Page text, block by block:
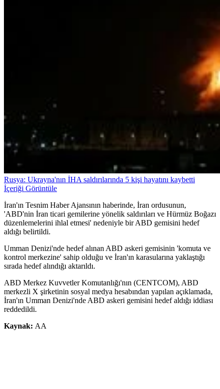
Rusya: Ukrayna'nın İHA saldırılarında 5 kişi hayatını kaybetti
İçeriği Görüntüle
İran'ın Tesnim Haber Ajansının haberinde, İran ordusunun,
'ABD'nin İran ticari gemilerine yönelik saldırıları ve Hürmüz Boğazı
düzenlemelerini ihlal etmesi' nedeniyle bir ABD gemisini hedef
aldığı belirtildi.
Umman Denizi'nde hedef alınan ABD askeri gemisinin 'komuta ve
kontrol merkezine' sahip olduğu ve İran'ın karasularına yaklaştığı
sırada hedef alındığı aktarıldı.
ABD Merkez Kuvvetler Komutanlığı'nın (CENTCOM), ABD
merkezli X şirketinin sosyal medya hesabından yapılan açıklamada,
İran'ın Umman Denizi'nde ABD askeri gemisini hedef aldığı iddiası
reddedildi.
Kaynak: AA